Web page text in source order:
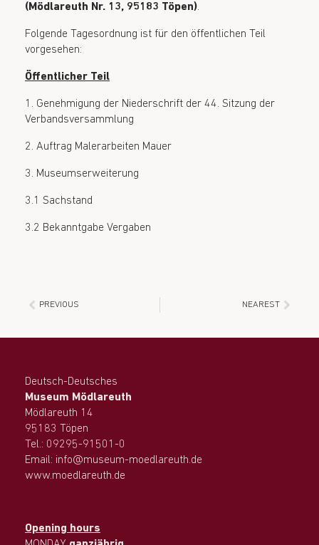
(Mödlareuth Nr. 13, 95183 Töpen).
Folgende Tagesordnung ist für den öffentlichen Teil
vorgesehen:
Öffentlicher Teil
1. Genehmigung der Niederschrift der 44. Sitzung der
Verbandsversammlung
2. Auftrag Malerarbeiten Mauer
3. Museumserweiterung
3.1 Sachstand
3.2 Bekanntgabe Vergaben
PREVIOUS NEAREST
Deutsch-Deutsches
Museum Mödlareuth
Mödlareuth 14
95183 Töpen
Tel.: 09295-91501-0
Email: info@museum-moedlareuth.de
www.moedlareuth.de
Opening hours